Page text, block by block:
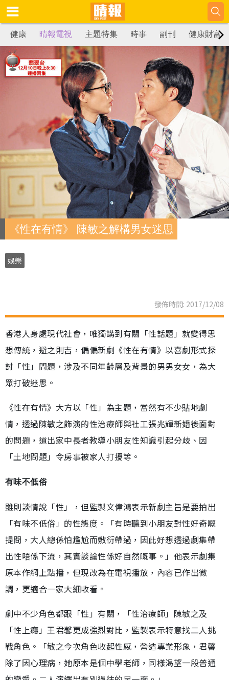
健康 晴報電視 主題特集 時事 副刊 健康財富
《性在有情》 陳敏之解構男女迷思
娛樂
發佈時間: 2017/12/08
香港人身處現代社會，唯獨講到有關「性話題」就變得思
想傳統，避之則吉，偏偏新劇《性在有情》以喜劇形式探
討「性」問題，涉及不同年齡層及背景的男男女女，為大
眾打破迷思。
《性在有情》大方以「性」為主題，當然有不少貼地劇
情，透過陳敏之飾演的性治療師與社工張兆輝新婚後面對
的問題，道出家中長者教導小朋友性知識引起分歧、因
「土地問題」令房事被家人打擾等。
有味不低俗
雖則談情說「性」，但監製文偉鴻表示新劇主旨是要拍出
「有味不低俗」的性態度。「有時聽到小朋友對性好奇嘅
提問，大人總係怕尷尬而敷衍帶過，因此好想透過劇集帶
出性唔係下流，其實談論性係好自然嘅事。」他表示劇集
原本作網上點播，但現改為在電視播放，內容已作出微
調，更適合一家大細收看。
劇中不少角色都跟「性」有關，「性治療師」陳敏之及
「性上癮」王君馨更成強烈對比，監製表示特意找二人挑
戰角色。「敏之今次角色收起性感，營造專業形象，君馨
除了因心理病，她原本是個中學老師，同樣渴望一段普通